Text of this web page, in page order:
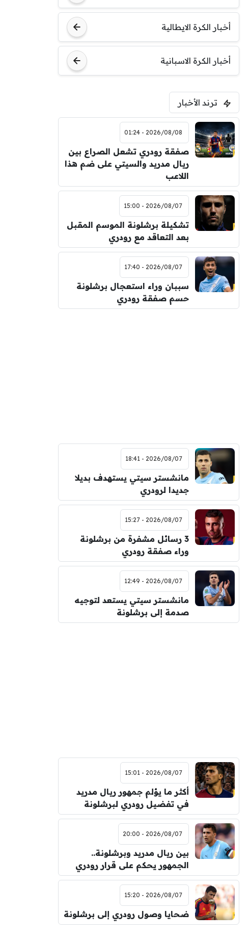
اودينيزي
8:00 م
برشلونة أخبار الكرة الايطالية
أخبار الكرة الاسبانية
ترند الأخبار
2026/08/08 - 01:24
صفقة رودري تشعل الصراع بين
ريال مدريد والسيتي على ضم هذا
اللاعب
2026/08/07 - 15:00
تشكيلة برشلونة الموسم المقبل
بعد التعاقد مع رودري
2026/08/07 - 17:40
سببان وراء استعجال برشلونة
حسم صفقة رودري
2026/08/07 - 18:41
مانشستر سيتي يستهدف بديلا
جديدا لرودري
2026/08/07 - 15:27
3 رسائل مشفرة من برشلونة
وراء صفقة رودري
2026/08/07 - 12:49
مانشستر سيتي يستعد لتوجيه
صدمة إلى برشلونة
2026/08/07 - 15:01
أكثر ما يؤلم جمهور ريال مدريد
في تفضيل رودري لبرشلونة
2026/08/07 - 20:00
بين ريال مدريد وبرشلونة..
الجمهور يحكم على قرار رودري
2026/08/07 - 15:20
ضحايا وصول رودري إلى برشلونة